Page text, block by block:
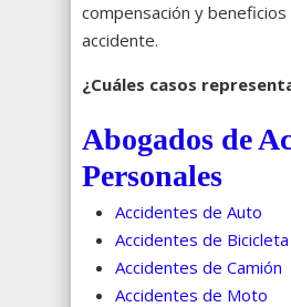
compensación y beneficios
accidente.
¿Cuáles casos
Abogados de
Personales
Accidentes de Auto
Accidentes de Bicicleta
Accidentes de Camión
Accidentes de Moto